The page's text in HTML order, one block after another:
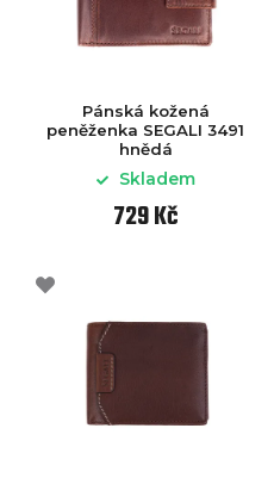
Pánská kožená
peněženka SEGALI 3491
hnědá
Skladem
729 Kč